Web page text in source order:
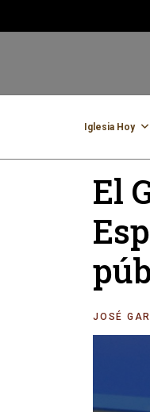
Iglesia Hoy
El
JOSÉ